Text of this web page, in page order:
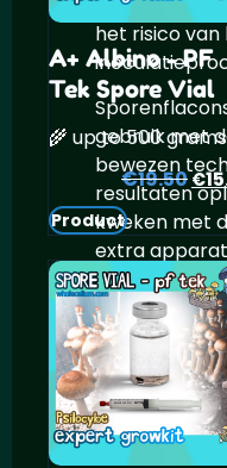
het risico
gebruik met
bewezen
resultaten
kweken met
extra
lokaal
richten ons
beste sporen.
A+ Albino - PF
Tek Spore Vial
🌾 up to 500 grams
€19.50€
Product